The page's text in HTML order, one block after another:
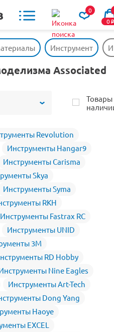
0
0o
Инструмент
Associated
Товары
Revolution
Инструменты Hangar9
Инструменты Carisma
Skya
Инструменты Syma
RKH
Инструменты Fastrax RC
Инструменты UNID
3M
RD Hobby
Nine Eagles
Инструменты Art-Tech
Dong Yang
Haoye
EXCEL